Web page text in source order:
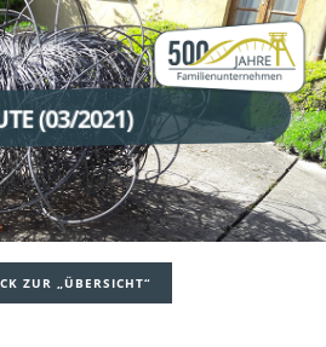
(03/2021)
ZUR „ÜBERSICHT“